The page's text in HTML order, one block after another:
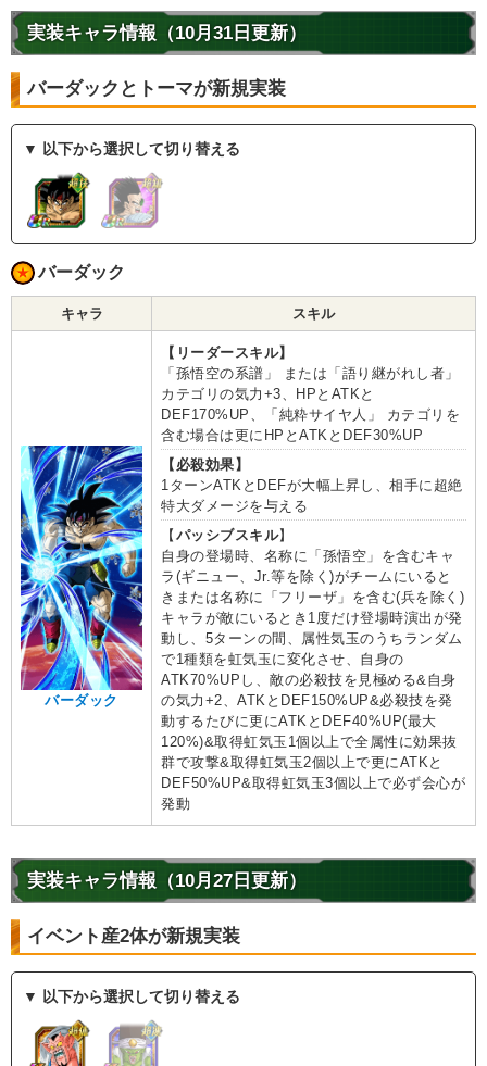
実装キャラ情報（10月31日更新）
バーダックとトーマが新規実装
▼ 以下から選択して切り替える
バーダック
キャラ スキル
バーダック
【リーダースキル】
「孫悟空の系譜」 または「語り継がれし者」
カテゴリの気力+3、HPとATKと
DEF170%UP、「純粋サイヤ人」 カテゴリを
含む場合は更にHPとATKとDEF30%UP
【必殺効果】
1ターンATKとDEFが大幅上昇し、相手に超絶
特大ダメージを与える
【 パッシブスキル】
自身の登場時、名称に「孫悟空」を含むキャ
ラ(ギニュー、Jr.等を除く)がチームにいると
きまたは名称に「フリーザ」を含む(兵を除く)
キャラが敵にいるとき1度だけ登場時演出が発
動し、5ターンの間、属性気玉のうちランダム
で1種類を虹気玉に変化させ、自身の
ATK70%UPし、敵の必殺技を見極める&自身
の気力+2、ATKとDEF150%UP&必殺技を発
動するたびに更にATKとDEF40%UP(最大
120%)&取得虹気玉1個以上で全属性に効果抜
群で攻撃&取得虹気玉2個以上で更にATKと
DEF50%UP&取得虹気玉3個以上で必ず会心が
発動
実装キャラ情報（10月27日更新）
イベント産2体が新規実装
▼ 以下から選択して切り替える